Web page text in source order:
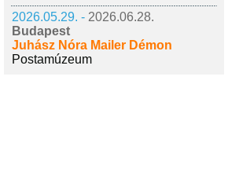
2026.05.29. - 2026.06.28.
Budapest
Juhász Nóra Mailer Démon
Postamúzeum